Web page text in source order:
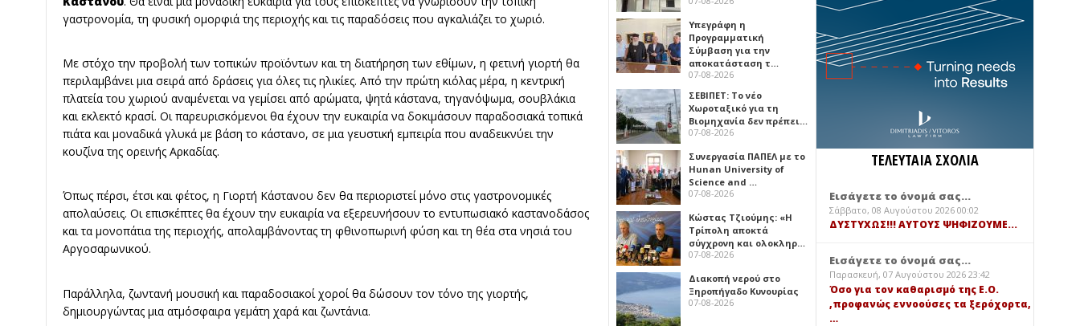
γαστρονομία, τη φυσική ομορφιά της περιοχής και τις παραδόσεις που αγκαλιάζει το χωριό.
Με στόχο την προβολή των τοπικών προϊόντων και τη διατήρηση των εθίμων, η φετινή γιορτή θα
περιλαμβάνει μια σειρά από δράσεις για όλες τις ηλικίες. Από την πρώτη κιόλας μέρα, η κεντρική
πλατεία του χωριού αναμένεται να γεμίσει από αρώματα, ψητά κάστανα, τηγανόψωμα, σουβλάκια
και εκλεκτό κρασί. Οι παρευρισκόμενοι θα έχουν την ευκαιρία να δοκιμάσουν παραδοσιακά τοπικά
πιάτα και μοναδικά γλυκά με βάση το κάστανο, σε μια γευστική εμπειρία που αναδεικνύει την
κουζίνα της ορεινής Αρκαδίας.
Όπως πέρσι, έτσι και φέτος, η Γιορτή Κάστανου δεν θα περιοριστεί μόνο στις γαστρονομικές
απολαύσεις. Οι επισκέπτες θα έχουν την ευκαιρία να εξερευνήσουν το εντυπωσιακό καστανοδάσος
και τα μονοπάτια της περιοχής, απολαμβάνοντας τη φθινοπωρινή φύση και τη θέα στα νησιά του
Αργοσαρωνικού.
Παράλληλα, ζωντανή μουσική και παραδοσιακοί χοροί θα δώσουν τον τόνο της γιορτής,
δημιουργώντας μια ατμόσφαιρα γεμάτη χαρά και ζωντάνια.
Υπεγράφη η
Προγραμματική
Σύμβαση για την
αποκατάσταση τ…
07-08-2026
ΣΕΒΙΠΕΤ: Το νέο
Χωροταξικό για τη
Βιομηχανία δεν πρέπει…
07-08-2026
Συνεργασία ΠΑΠΕΛ με το
Hunan University of
Science and …
07-08-2026
Κώστας Τζιούμης: «Η
Τρίπολη αποκτά
σύγχρονη και ολοκληρ…
07-08-2026
Διακοπή νερού στο
Ξηροπήγαδο Κυνουρίας
07-08-2026
ΤΕΛΕΥΤΑΙΑ ΣΧΟΛΙΑ
Εισάγετε το όνομά σας...
Σάββατο, 08 Αυγούστου 2026 00:02
ΔΥΣΤΥΧΩΣ!!! ΑΥΤΟΥΣ ΨΗΦΙΖΟΥΜΕ...
Εισάγετε το όνομά σας...
Παρασκευή, 07 Αυγούστου 2026 23:42
Όσο για τον καθαρισμό της Ε.Ο.
,προφανώς εννοούσες τα ξερόχορτα,
…